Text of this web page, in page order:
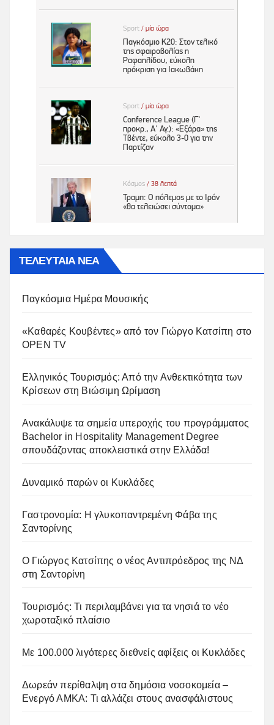
ΤΕΛΕΥΤΑΙΑ ΝΕΑ
Παγκόσμια Ημέρα Μουσικής
«Καθαρές Κουβέντες» από τον Γιώργο Κατσίπη στο
OPEN TV
Ελληνικός Τουρισμός: Από την Ανθεκτικότητα των
Κρίσεων στη Βιώσιμη Ωρίμαση
Ανακάλυψε τα σημεία υπεροχής του προγράμματος
Bachelor in Hospitality Management Degree
σπουδάζοντας αποκλειστικά στην Ελλάδα!
Δυναμικό παρών οι Κυκλάδες
Γαστρονομία: Η γλυκοπαντρεμένη Φάβα της
Σαντορίνης
Ο Γιώργος Κατσίπης ο νέος Αντιπρόεδρος της ΝΔ
στη Σαντορίνη
Τουρισμός: Τι περιλαμβάνει για τα νησιά το νέο
χωροταξικό πλαίσιο
Με 100.000 λιγότερες διεθνείς αφίξεις οι Κυκλάδες
Δωρεάν περίθαλψη στα δημόσια νοσοκομεία –
Ενεργό ΑΜΚΑ: Τι αλλάζει στους ανασφάλιστους